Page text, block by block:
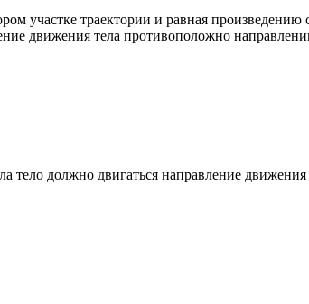
участке траектории и равная
движения тела противоположно
тело должно двигаться направление